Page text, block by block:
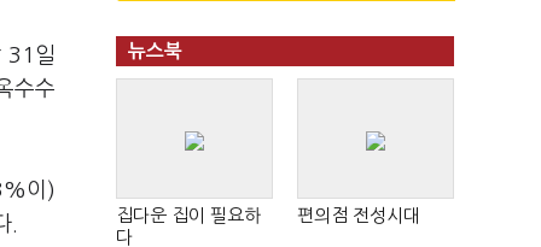
31일
수수
이)
.
뉴스북
집다운 집이 필요하
다
편의점 전성시대